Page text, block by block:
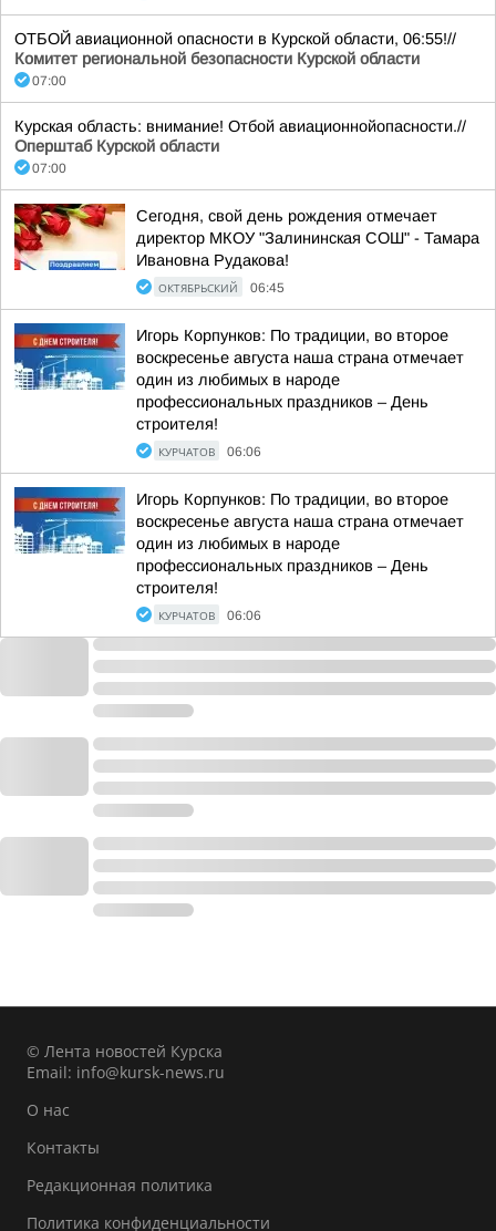
ОТБОЙ авиационной опасности в Курской области, 06:55!//
Комитет региональной безопасности Курской области
07:00
Курская область: внимание! Отбой авиационнойопасности.//
Оперштаб Курской области
07:00
Сегодня, свой день рождения отмечает
директор МКОУ "Залининская СОШ" - Тамара
Ивановна Рудакова!
ОКТЯБРЬСКИЙ 06:45
Игорь Корпунков: По традиции, во второе
воскресенье августа наша страна отмечает
один из любимых в народе
профессиональных праздников – День
строителя!
КУРЧАТОВ 06:06
Игорь Корпунков: По традиции, во второе
воскресенье августа наша страна отмечает
один из любимых в народе
профессиональных праздников – День
строителя!
КУРЧАТОВ 06:06
© Лента новостей Курска
Email: info@kursk-news.ru
О нас
Контакты
Редакционная политика
Политика конфиденциальности